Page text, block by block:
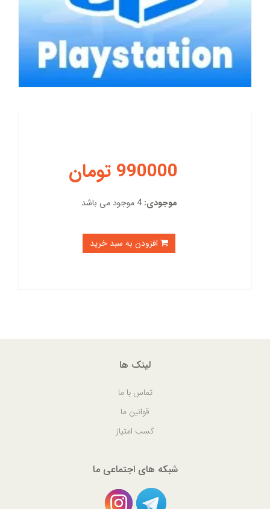
990000 تومان
موجودی: 4 موجود می باشد
افزودن به سبد خرید
لینک ها
تماس با ما
قوانین ما
کسب امتیاز
شبکه های اجتماعی ما